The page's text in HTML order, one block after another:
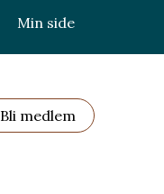
Min side
Bli medlem